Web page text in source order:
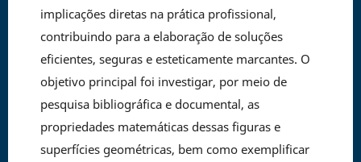
implicações diretas na prática profissional,
contribuindo para a elaboração de soluções
eficientes, seguras e esteticamente marcantes. O
objetivo principal foi investigar, por meio de
pesquisa bibliográfica e documental, as
propriedades matemáticas dessas figuras e
superfícies geométricas, bem como exemplificar